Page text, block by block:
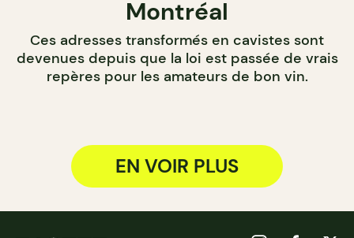
Montréal
Ces adresses transformés en cavistes sont
devenues depuis que la loi est passée de vrais
repères pour les amateurs de bon vin.
EN VOIR PLUS